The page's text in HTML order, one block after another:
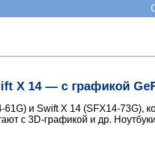
X 14 — с графикой
и Swift X 14 (SFX14-73G),
с 3D-графикой и др.